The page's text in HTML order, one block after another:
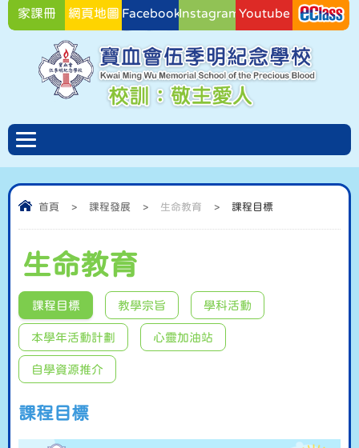
家課冊 網頁地圖 FacebookInstagramYoutube
首頁 > 課程發展 > 生命教育 > 課程目標
生命教育
課程目標 教學宗旨 學科活動
本學年活動計劃 心靈加油站
自學資源推介
課程目標